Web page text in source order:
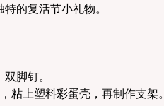
的复活节小礼物。
脚钉。
粘上塑料彩蛋壳，再制作支架。